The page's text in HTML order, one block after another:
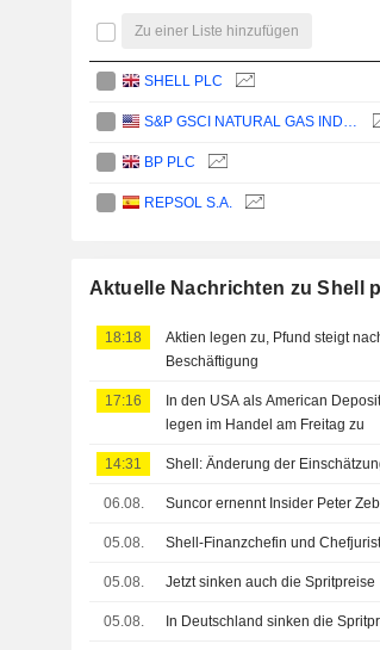
Zu einer Liste hinzufügen
SHELL PLC
S&P GSCI NATURAL GAS INDEX
BP PLC
REPSOL S.A.
Aktuelle Nachrichten zu Shell
18:18
Aktien legen zu, Pfund steigt
Beschäftigung
17:16
In den USA als American
legen im Handel am Freitag zu
14:31 Shell: Änderung der
06.08. Suncor ernennt Insider Peter
05.08. Shell-Finanzchefin und
05.08. Jetzt sinken auch die Spritpreise
05.08. In Deutschland sinken die